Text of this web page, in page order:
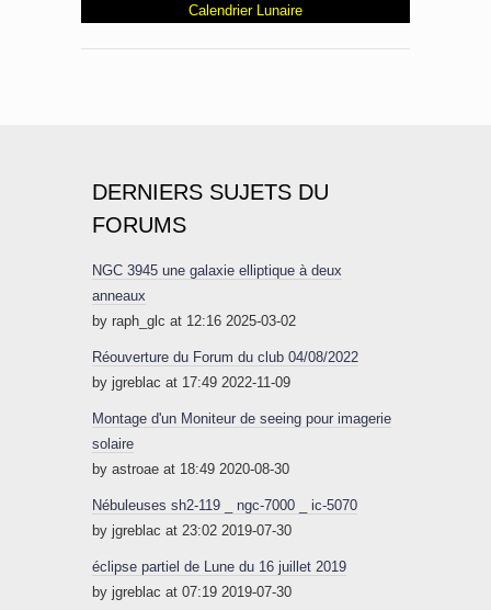
Calendrier Lunaire
DERNIERS SUJETS DU
FORUMS
NGC 3945 une galaxie elliptique à deux
anneaux
by raph_glc at 12:16 2025-03-02
Réouverture du Forum du club 04/08/2022
by jgreblac at 17:49 2022-11-09
Montage d'un Moniteur de seeing pour imagerie
solaire
by astroae at 18:49 2020-08-30
Nébuleuses sh2-119 _ ngc-7000 _ ic-5070
by jgreblac at 23:02 2019-07-30
éclipse partiel de Lune du 16 juillet 2019
by jgreblac at 07:19 2019-07-30